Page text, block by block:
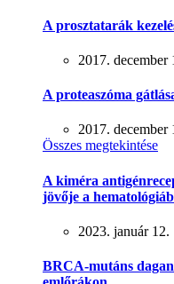
A prosztatarák
2017. december
A proteaszóma
2017. december
Összes megtekintése
A kiméra
jövője a
2023. január 12.
BRCA-mutáns